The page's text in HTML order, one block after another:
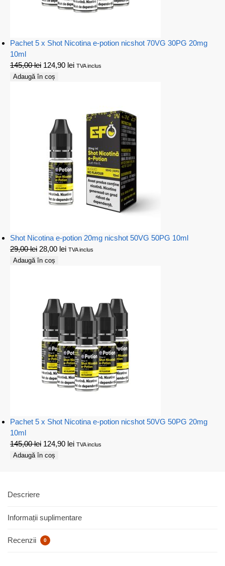
Pachet 5 x Shot Nicotina e-potion nicshot 70VG 30PG 20mg
10ml
145,00lei 124,90 lei TVA inclus
Adaugă în coș
Shot Nicotina e-potion 20mg nicshot 50VG 50PG 10ml
29,00lei 28,00 lei TVA inclus
Adaugă în coș
Pachet 5 x Shot Nicotina e-potion nicshot 50VG 50PG 20mg
10ml
145,00lei 124,90 lei TVA inclus
Adaugă în coș
Descriere
Informații suplimentare
Recenzii 0